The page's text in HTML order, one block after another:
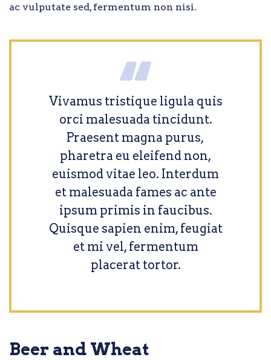
ac vulputate sed, fermentum non nisi.
Vivamus tristique ligula quis
orci malesuada tincidunt.
Praesent magna purus,
pharetra eu eleifend non,
euismod vitae leo. Interdum
et malesuada fames ac ante
ipsum primis in faucibus.
Quisque sapien enim, feugiat
et mi vel, fermentum
placerat tortor.
Beer and Wheat